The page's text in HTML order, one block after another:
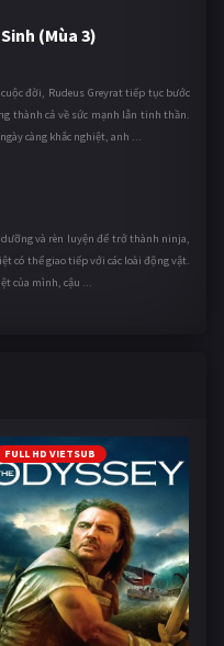
(Mùa 3)
đời, Rudeus Greyrat tiếp tục bước
thành cả về sức mạnh lẫn tinh thần.
càng khắc nghiệt, anh ...
và rèn luyện để trở thành ninja,
có thể giao tiếp với các loài động vật.
của mình, cậu ...
FULL HD VIETSUB